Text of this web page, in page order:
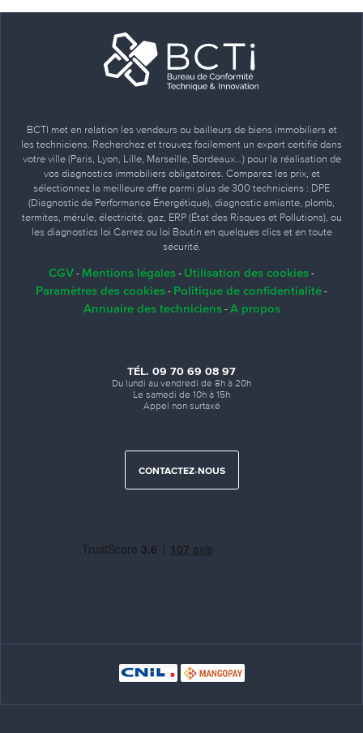
BCTI met en relation les vendeurs ou bailleurs de biens immobiliers et
les techniciens. Recherchez et trouvez facilement un expert certifié dans
votre ville (Paris, Lyon, Lille, Marseille, Bordeaux…) pour la réalisation de
vos diagnostics immobiliers obligatoires. Comparez les prix, et
sélectionnez la meilleure offre parmi plus de 300 techniciens : DPE
(Diagnostic de Performance Énergétique), diagnostic amiante, plomb,
termites, mérule, électricité, gaz, ERP (État des Risques et Pollutions), ou
les diagnostics loi Carrez ou loi Boutin en quelques clics et en toute
sécurité.
CGV - Mentions légales - Utilisation des cookies -
Paramètres des cookies - Politique de confidentialité -
Annuaire des techniciens- A propos
TÉL. 09 70 69 08 97
Du lundi au vendredi de 8h à 20h
Le samedi de 10h à 15h
Appel non surtaxé
CONTACTEZ-NOUS